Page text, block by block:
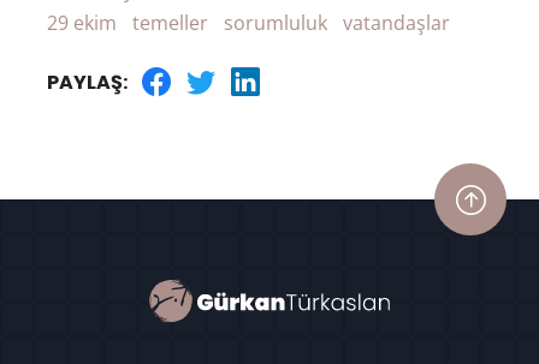
29 ekim
temeller sorumluluk vatandaşlar
PAYLAŞ: